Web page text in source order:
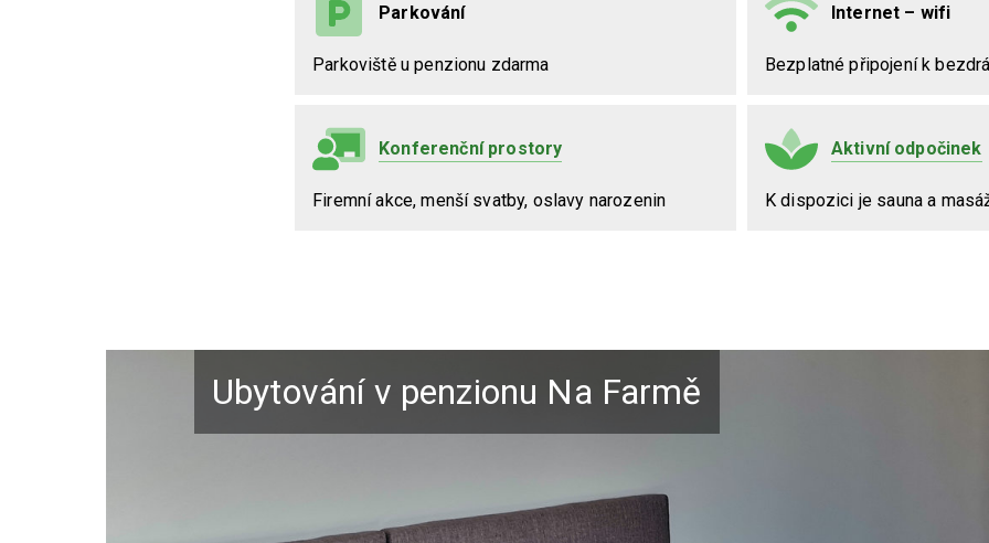
Parkování
Parkoviště u penzionu zdarma
Internet – wifi
Bezplatné připojení k
Konferenční prostory
Firemní akce, menší svatby, oslavy narozenin
Aktivní odpočinek
K dispozici je sauna a
Ubytování v penzionu Na Farmě